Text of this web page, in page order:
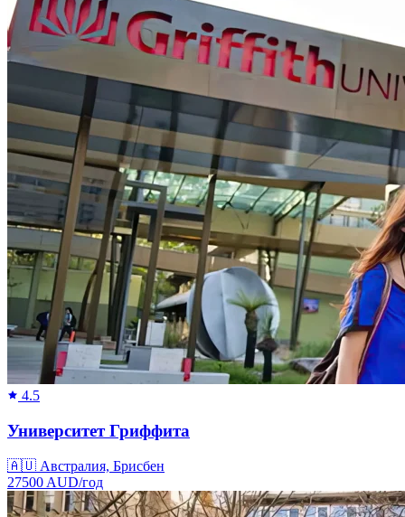
4.5
Университет Гриффита
🇦🇺 Австралия, Брисбен
27500 AUD/год